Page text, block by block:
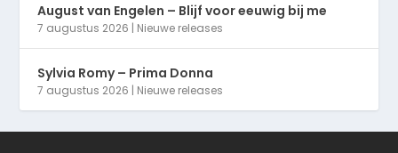
August van Engelen – Blijf voor eeuwig bij me
7 augustus 2026 | Nieuwe releases
Sylvia Romy – Prima Donna
7 augustus 2026 | Nieuwe releases